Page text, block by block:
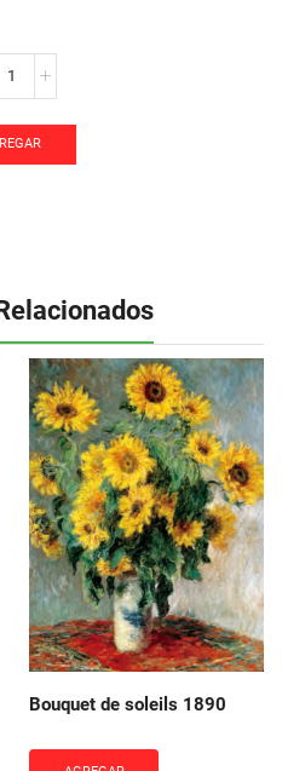
Bouquet de soleils 1890